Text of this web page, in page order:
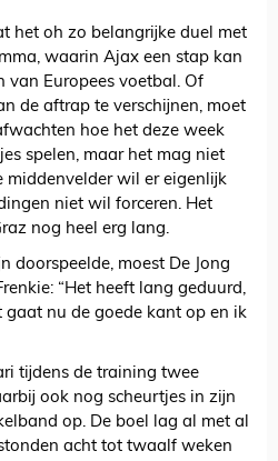
het oh zo belangrijke duel met
waarin Ajax een stap kan
van Europees voetbal. Of
de aftrap te verschijnen, moet
hoe het deze week
spelen, maar het mag niet
middenvelder wil er eigenlijk
niet wil forceren. Het
nog heel erg lang.
doorspeelde, moest De Jong
“Het heeft lang geduurd,
gaat nu de goede kant op en ik
tijdens de training twee
ook nog scheurtjes in zijn
op. De boel lag al met al
acht tot twaalf weken